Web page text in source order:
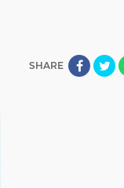
SHARE